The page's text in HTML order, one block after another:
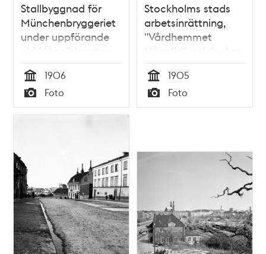
Stallbyggnad för
Münchenbryggeriet
under uppförande
vid Högalidsgatan
Tid
1906
Typ
Foto
Stockholms stads
arbetsinrättning,
"Vårdhemmet
Högalid" och kyrkan
vid Wollmar
Yxkullsgatan
Tid
1905
Typ
Foto